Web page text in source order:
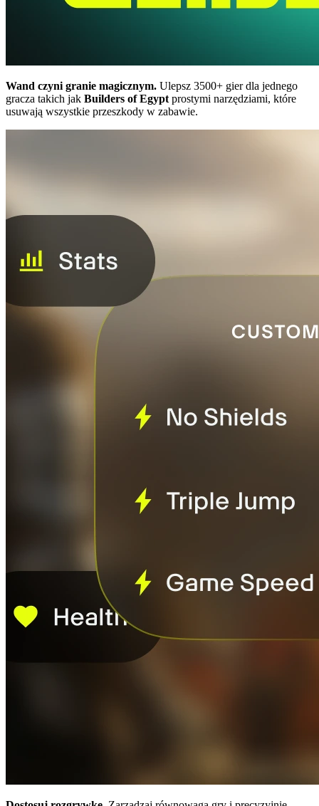
Wand czyni granie magicznym. Ulepsz 3500+ gier dla jednego
gracza takich jak Builders of Egypt prostymi narzędziami, które
usuwają wszystkie przeszkody w zabawie.